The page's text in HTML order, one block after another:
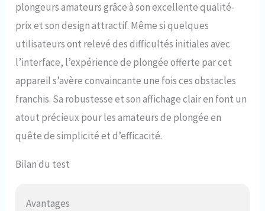
plongeurs amateurs grâce à son excellente qualité-
prix et son design attractif. Même si quelques
utilisateurs ont relevé des difficultés initiales avec
l’interface, l’expérience de plongée offerte par cet
appareil s’avère convaincante une fois ces obstacles
franchis. Sa robustesse et son affichage clair en font un
atout précieux pour les amateurs de plongée en
quête de simplicité et d’efficacité.
Bilan du test
Avantages